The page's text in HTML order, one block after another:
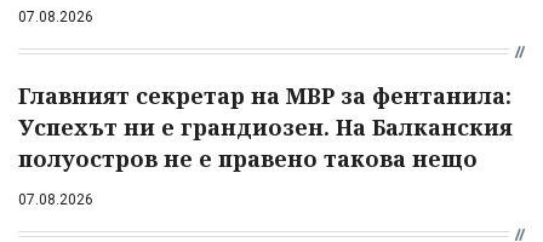
07.08.2026
Главният секретар на МВР за фентанила:
Успехът ни е грандиозен. На Балканския
полуостров не е правено такова нещо
07.08.2026